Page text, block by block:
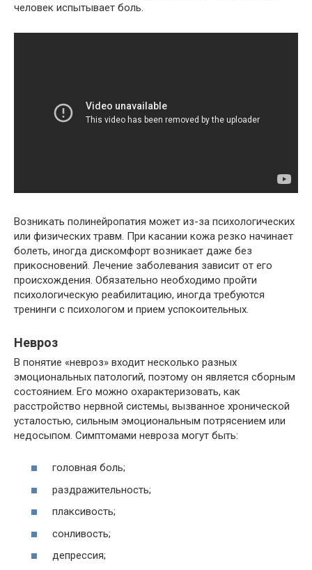
человек испытывает боль.
Возникать полинейропатия может из-за психологических
или физических травм. При касании кожа резко начинает
болеть, иногда дискомфорт возникает даже без
прикосновений. Лечение заболевания зависит от его
происхождения. Обязательно необходимо пройти
психологическую реабилитацию, иногда требуются
тренинги с психологом и прием успокоительных.
Невроз
В понятие «невроз» входит несколько разных
эмоциональных патологий, поэтому он является сборным
состоянием. Его можно охарактеризовать, как
расстройство нервной системы, вызванное хронической
усталостью, сильным эмоциональным потрясением или
недосыпом. Симптомами невроза могут быть:
головная боль;
раздражительность;
плаксивость;
сонливость;
депрессия;